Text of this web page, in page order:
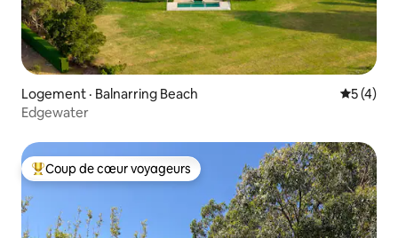
Logement · Balnarring Beach Note
5 (4)
Edgewater
Coup de cœur voyageurs parmi les plus aimés
Coup de cœur voyageurs